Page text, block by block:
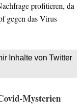
profitieren, da
gegen das Virus
Inhalte von Twitter
Mysterien